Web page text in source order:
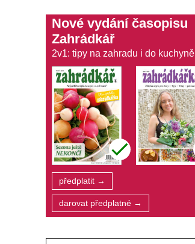
Nové vydání časopisu
Zahrádkář
2v1: tipy na zahradu i do kuchyně
předplatit →
darovat předplatné →